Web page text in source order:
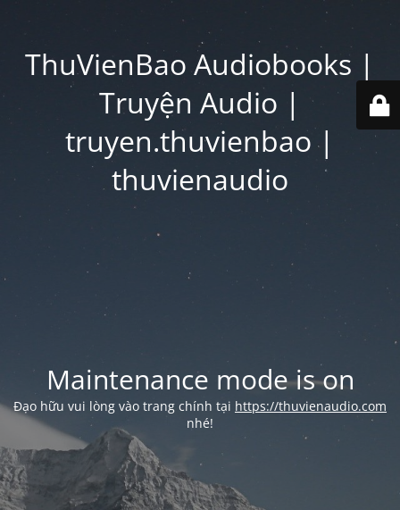
ThuVienBao Audiobooks |
Truyện Audio |
truyen.thuvienbao |
thuvienaudio
Maintenance mode is on
Đạo hữu vui lòng vào trang chính tại https://thuvienaudio.com
nhé!